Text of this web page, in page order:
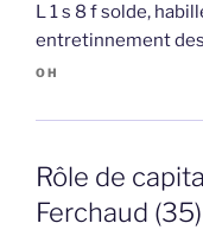
L 1 s 8 f solde,
entretinnement
OH
Rôle de
Ferchaud